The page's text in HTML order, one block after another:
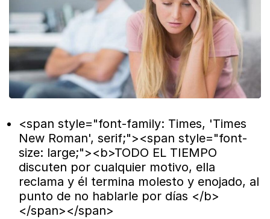
<span style="font-family: Times, 'Times
New Roman', serif;"><span style="font-
size: large;"><b>TODO EL TIEMPO
discuten por cualquier motivo, ella
reclama y él termina molesto y enojado, al
punto de no hablarle por días </b>
</span></span>